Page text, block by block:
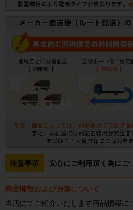
注意事項 安心にご利用頂く為にご
商品情報および画像について
当店にてご紹介いたします商品情報に